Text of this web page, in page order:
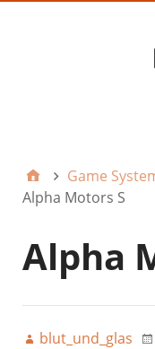
Game
Alpha Motors S
Alpha
blut_und_glas